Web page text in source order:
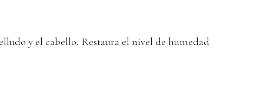
y el cabello. Restaura el nivel de humedad